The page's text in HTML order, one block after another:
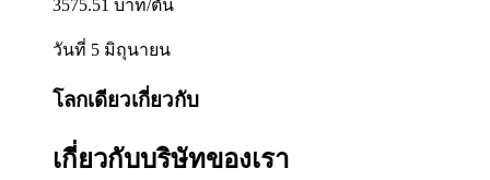
3575.51 บาท/ตัน
วันที่ 5 มิถุนายน
โลกเดียวเกี่ยวกับ
เกี่ยวกับบริษัทของเรา